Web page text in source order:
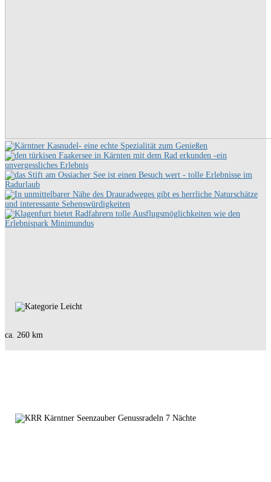
ca. 260 km